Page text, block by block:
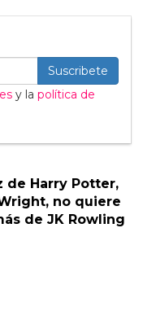
Suscribete
y la política de
de Harry Potter,
no quiere
de JK Rowling